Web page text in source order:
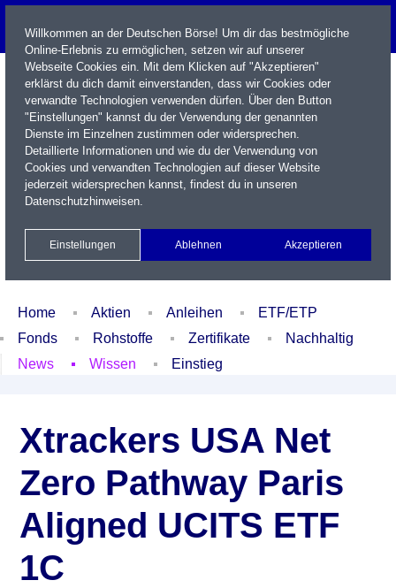
Name / WKN / ISIN / Kürzel
Xetra Realtime
Watchlist Portfolio Login
Home Aktien Anleihen
ETF/ETP
Fonds
Rohstoffe Zertifikate
Nachhaltig
News
Wissen Einstieg
Xtrackers USA Net
Zero Pathway Paris
Aligned UCITS ETF
1C
Willkommen an der Deutschen Börse! Um dir das bestmögliche
Online-Erlebnis zu ermöglichen, setzen wir auf unserer
Webseite Cookies ein. Mit dem Klicken auf "Akzeptieren"
erklärst du dich damit einverstanden, dass wir Cookies oder
verwandte Technologien verwenden dürfen. Über den Button
"Einstellungen" kannst du der Verwendung der genannten
Dienste im Einzelnen zustimmen oder widersprechen.
Detaillierte Informationen und wie du der Verwendung von
Cookies und verwandten Technologien auf dieser Website
jederzeit widersprechen kannst, findest du in unseren
Datenschutzhinweisen.
Einstellungen Ablehnen Akzeptieren